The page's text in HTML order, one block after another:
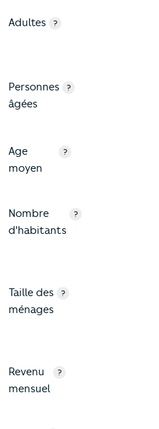
Adultes ?
Personnes
âgées
?
Age
moyen
?
Nombre
d'habitants
?
Taille des
ménages
?
Revenu
mensuel
?